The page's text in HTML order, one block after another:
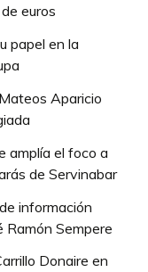
euros
papel en la
Aparicio
amplía el foco a
de Servinabar
información
Ramón Sempere
Donaire en